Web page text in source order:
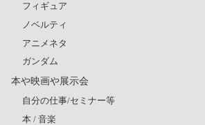
フィギュア
ノベルティ
アニメネタ
ガンダム
本や映画や展示会
自分の仕事/セミナー等
本 / 音楽